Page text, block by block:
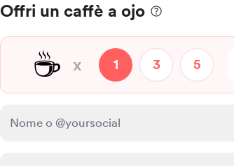
Offri un caffè a ojo
☕ x 1 3 5